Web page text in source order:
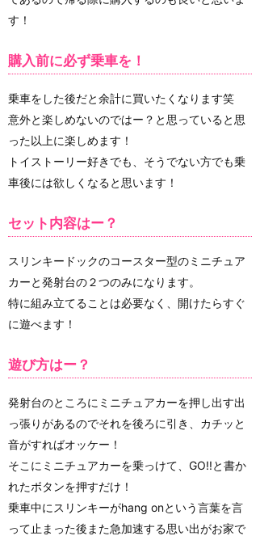
す！
購入前に必ず乗車を！
乗車をした後だと余計に買いたくなります笑
意外と楽しめないのではー？と思っていると思
った以上に楽しめます！
トイストーリー好きでも、そうでない方でも乗
車後には欲しくなると思います！
セット内容はー？
スリンキードックのコースター型のミニチュア
カーと発射台の２つのみになります。
特に組み立てることは必要なく、開けたらすぐ
に遊べます！
遊び方はー？
発射台のところにミニチュアカーを押し出す出
っ張りがあるのでそれを後ろに引き、カチッと
音がすればオッケー！
そこにミニチュアカーを乗っけて、GO!!と書か
れたボタンを押すだけ！
乗車中にスリンキーがhang onという言葉を言
って止まった後また急加速する思い出がお家で